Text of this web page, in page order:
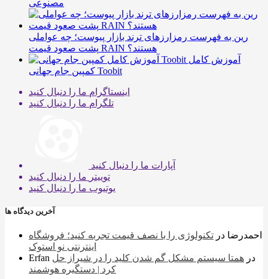
مصنوعی
رین به فهرست رمزارزهای ترند بازار پیوست؛ چه عواملی
پشت صعود قیمت RAIN هستند؟
آموزش کامل
کمپین جام جهانی Toobit
اینستاگرام ما را دنبال کنید
تلگرام ما را دنبال کنید
آپارات ما را دنبال کنید
توییتر ما را دنبال کنید
یوتیوب ما را دنبال کنید
آخرین دیدگاه ها
احمدرضا در تکنولوژی را با نصف قیمت تجربه کنید؛ فروشگاه
اینترنتی نو استوک
Erfan
در همتا سیستم مشکل گم شدن کلید را در شیراز حل
کرد | دستگیره هوشمند